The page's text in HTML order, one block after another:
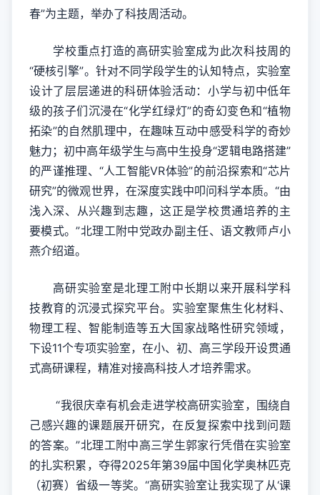
春”为主题，举办了科技周活动。
学校重点打造的高研实验室成为此次科技周的
“硬核引擎”。针对不同学段学生的认知特点，实验室
设计了层层递进的科研体验活动：小学与初中低年
级的孩子们沉浸在“化学红绿灯”的奇幻变色和“植物
拓染”的自然肌理中，在趣味互动中感受科学的奇妙
魅力；初中高年级学生与高中生投身“逻辑电路搭建”
的严谨推理、“人工智能VR体验”的前沿探索和“芯片
研究”的微观世界，在深度实践中叩问科学本质。“由
浅入深、从兴趣到志趣，这正是学校贯通培养的主
要模式。”北理工附中党政办副主任、语文教师卢小
燕介绍道。
高研实验室是北理工附中长期以来开展科学科
技教育的沉浸式探究平台。实验室聚焦生化材料、
物理工程、智能制造等五大国家战略性研究领域，
下设11个专项实验室，在小、初、高三学段开设贯通
式高研课程，精准对接高科技人才培养需求。
“我很庆幸有机会走进学校高研实验室，围绕自
己感兴趣的课题展开研究，在反复探索中找到问题
的答案。”北理工附中高三学生郭家行凭借在实验室
的扎实积累，夺得2025年第39届中国化学奥林匹克
（初赛）省级一等奖。“高研实验室让我实现了从‘课